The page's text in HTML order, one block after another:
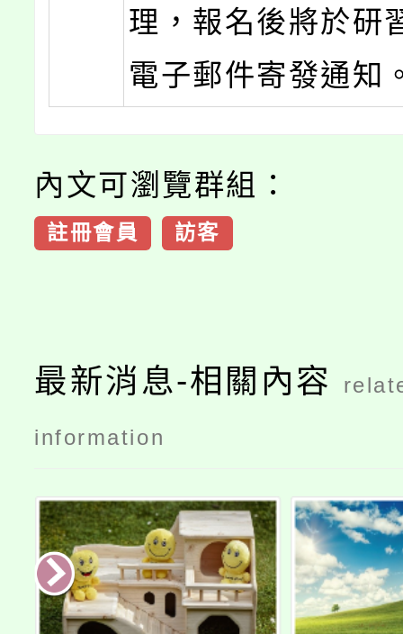
理，報名後將於研
電子郵件寄發通知
內文可瀏覽群組：
註冊會員 訪客
最新消息-相關內容
information